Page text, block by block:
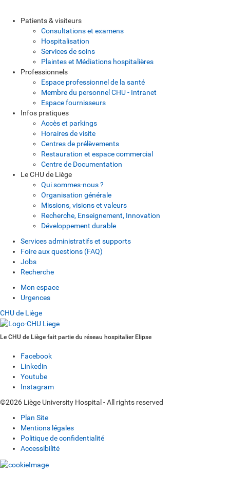
Patients & visiteurs
Consultations et examens
Hospitalisation
Services de soins
Plaintes et Médiations hospitalières
Professionnels
Espace professionnel de la santé
Membre du personnel CHU - Intranet
Espace fournisseurs
Infos pratiques
Accès et parkings
Horaires de visite
Centres de prélèvements
Restauration et espace commercial
Centre de Documentation
Le CHU de Liège
Qui sommes-nous ?
Organisation générale
Missions, visions et valeurs
Recherche, Enseignement, Innovation
Développement durable
Services administratifs et supports
Foire aux questions (FAQ)
Jobs
Recherche
Mon espace
Urgences
CHU de Liège
Le CHU de Liège fait partie du réseau hospitalier Elipse
Facebook
Linkedin
Youtube
Instagram
©2026 Liège University Hospital - All rights reserved
Plan Site
Mentions légales
Politique de confidentialité
Accessibilité